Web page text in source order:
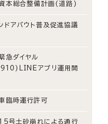
本総合整備計画(道路)
ドアバウト普及促進協議
急ダイヤル
アプリ運用開
臨時運行許可
号土砂崩れによる通行